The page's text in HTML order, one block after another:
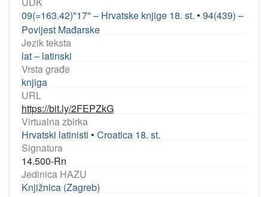
09(=163.42)"17" – Hrvatske knjige 18. st. • 94(439) –
Povijest Mađarske
Jezik teksta
lat – latinski
Vrsta građe
knjiga
URL
https://bit.ly/2FEPZkG
Virtualna zbirka
Hrvatski latinisti • Croatica 18. st.
Signatura
14.500-Rn
Jedinica HAZU
Knjižnica (Zagreb)